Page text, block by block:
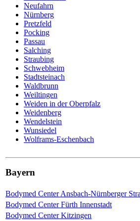
Neufahrn
Nürnberg
Pretzfeld
Pocking
Passau
Salching
Straubing
Schwebheim
Stadtsteinach
Waldbrunn
Weiltingen
Weiden in der Oberpfalz
Weidenberg
Wendelstein
Wunsiedel
Wolframs-Eschenbach
Bayern
Bodymed Center Ansbach-Nürnberger
Bodymed Center Fürth Innenstadt
Bodymed Center Kitzingen